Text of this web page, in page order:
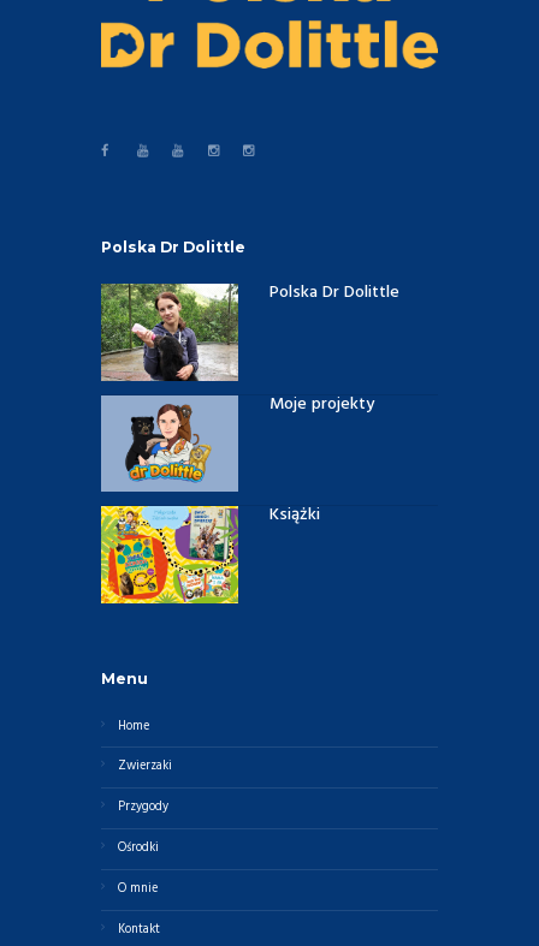
Polska Dr Dolittle
Polska Dr Dolittle
Moje projekty
Książki
Menu
Home
Zwierzaki
Przygody
Ośrodki
O mnie
Kontakt